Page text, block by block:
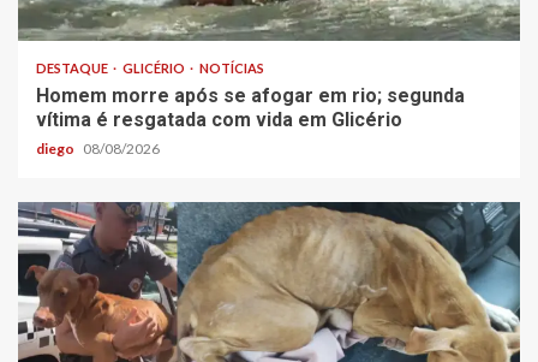
DESTAQUE GLICÉRIO NOTÍCIAS
Homem morre após se afogar em rio; segunda
vítima é resgatada com vida em Glicério
diego 08/08/2026